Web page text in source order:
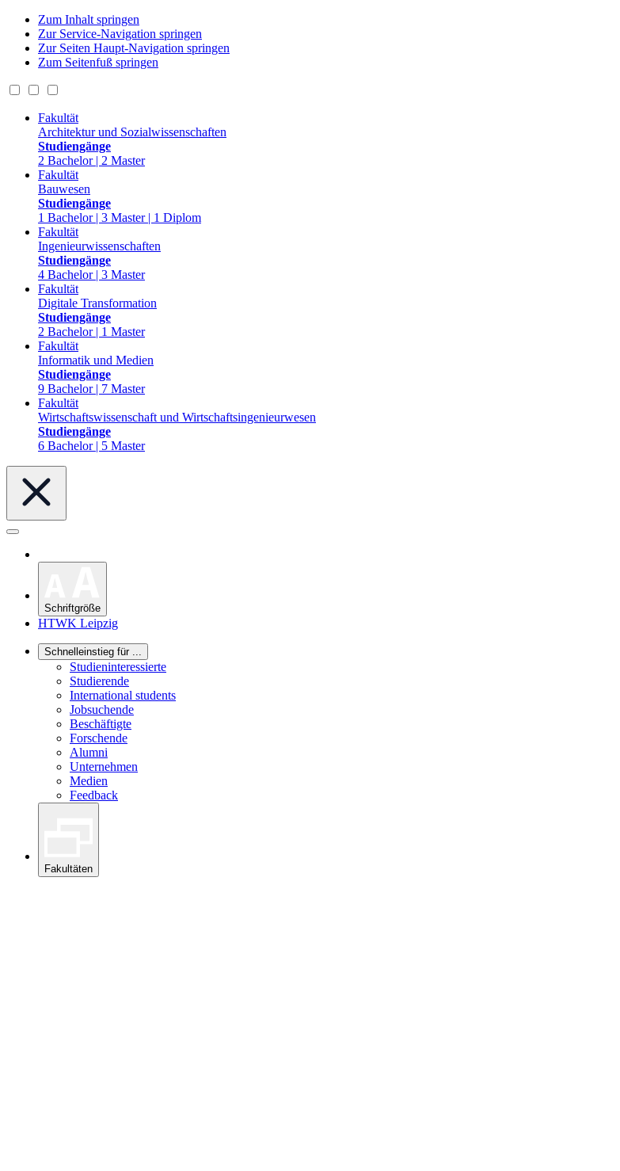
Zum Inhalt springen
Zur Service-Navigation springen
Zur Seiten Haupt-Navigation springen
Zum Seitenfuß springen
Fakultät
Architektur und Sozialwissenschaften
Studiengänge
2 Bachelor | 2 Master
Fakultät
Bauwesen
Studiengänge
1 Bachelor | 3 Master | 1 Diplom
Fakultät
Ingenieurwissenschaften
Studiengänge
4 Bachelor | 3 Master
Fakultät
Digitale Transformation
Studiengänge
2 Bachelor | 1 Master
Fakultät
Informatik und Medien
Studiengänge
9 Bachelor | 7 Master
Fakultät
Wirtschaftswissenschaft und Wirtschaftsingenieurwesen
Studiengänge
6 Bachelor | 5 Master
Schriftgröße
HTWK Leipzig
Schnelleinstieg für ...
Studieninteressierte
Studierende
International students
Jobsuchende
Beschäftigte
Forschende
Alumni
Unternehmen
Medien
Feedback
Fakultäten